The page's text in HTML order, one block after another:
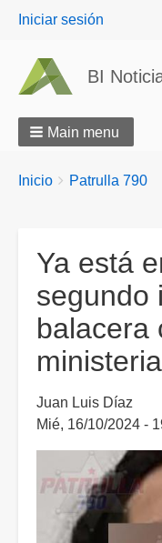
User
Iniciar sesión
BI
Main menu
Breadcrumbs
You
Inicio Patrulla 790
Ya está
segundo
balacera
Juan Luis Díaz
Mié, 16/10/2024 -